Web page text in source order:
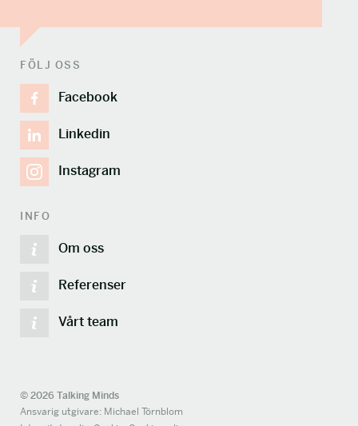
FÖLJ OSS
Facebook
Linkedin
Instagram
INFO
Om oss
Referenser
Vårt team
© 2026 Talking Minds
Ansvarig utgivare: Michael Törnblom